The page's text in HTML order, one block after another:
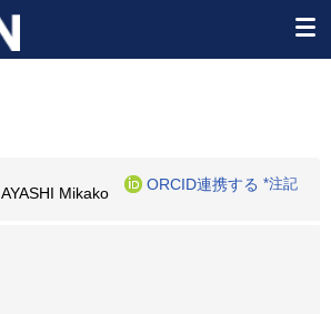
Mikako
ORCID連携する *注記